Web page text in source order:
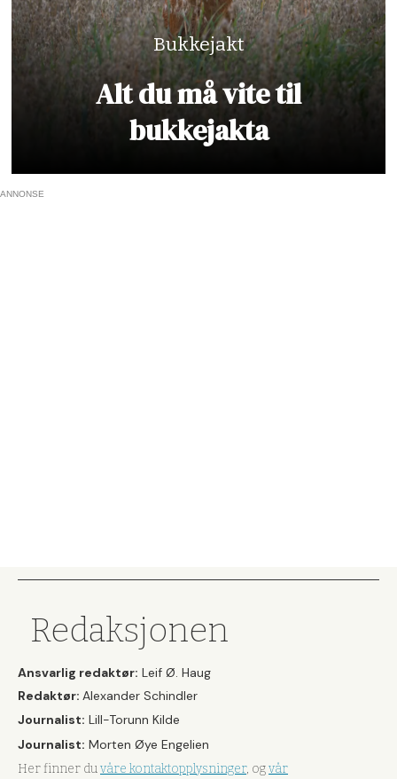
Bukkejakt
Alt du må vite til
bukkejakta
ANNONSE
Redaksjonen
Ansvarlig redaktør: Leif Ø. Haug
Redaktør: Alexander Schindler
Journalist: Lill-Torunn Kilde
Journalist: Morten Øye Engelien
Her finner duvåre kontaktopplysninger, ogvår